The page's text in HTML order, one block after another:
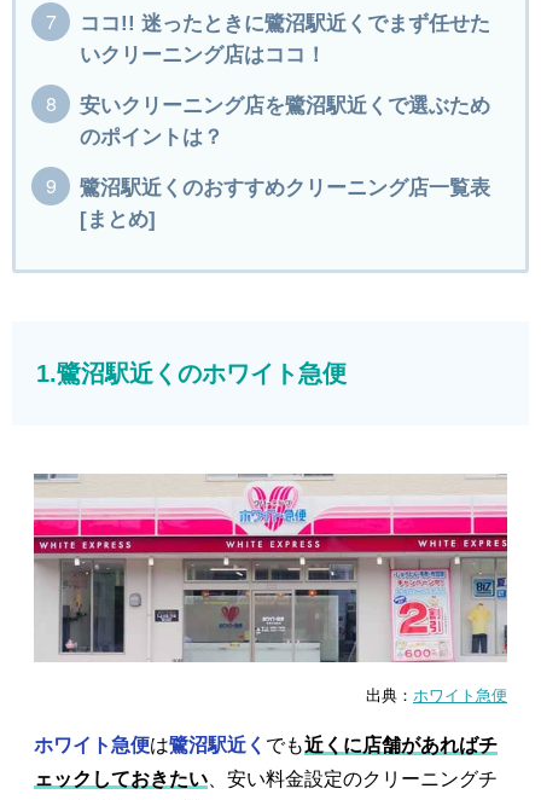
ココ!! 迷ったときに鷺沼駅近くでまず任せた
いクリーニング店はココ！
安いクリーニング店を鷺沼駅近くで選ぶため
のポイントは？
鷺沼駅近くのおすすめクリーニング店一覧表
[まとめ]
1.鷺沼駅近くのホワイト急便
出典： ホワイト急便
ホワイト急便は鷺沼駅近く でも近くに店舗があればチ
ェックしておきたい 、安い料金設定のクリーニングチ